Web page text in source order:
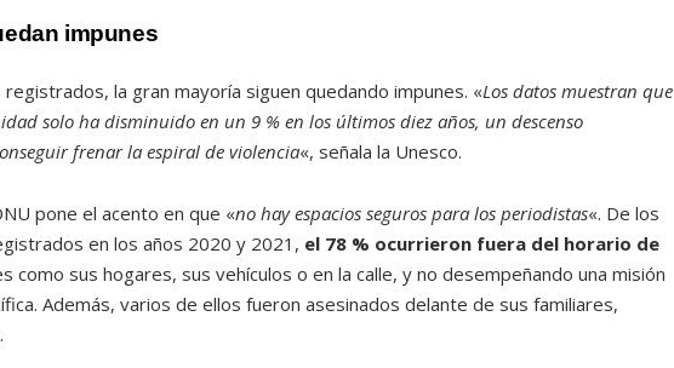
impunes
la gran mayoría siguen quedando impunes. «Los datos muestran que
solo ha disminuido en un 9 % en los últimos diez años, un descenso
frenar la espiral de violencia«, señala la Unesco.
pone el acento en que «no hay espacios seguros para los periodistas«. De los
en los años 2020 y 2021, el 78 % ocurrieron fuera del horario de
como sus hogares, sus vehículos o en la calle, y no desempeñando una misión
Además, varios de ellos fueron asesinados delante de sus familiares,